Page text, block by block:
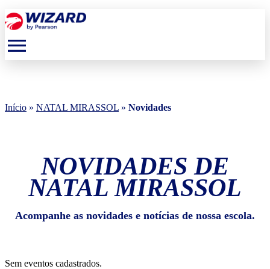
menu
Início » NATAL MIRASSOL » Novidades
NOVIDADES DE
NATAL MIRASSOL
Acompanhe as novidades e notícias de nossa escola.
Sem eventos cadastrados.